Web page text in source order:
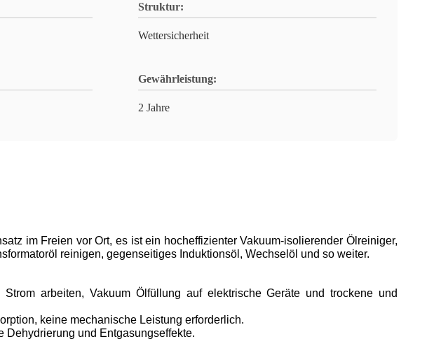
Struktur:
Wettersicherheit
Gewährleistung:
2 Jahre
im Freien vor Ort, es ist ein hocheffizienter Vakuum-isolierender Ölreiniger,
reinigen, gegenseitiges Induktionsöl, Wechselöl und so weiter.
arbeiten, Vakuum Ölfüllung auf elektrische Geräte und trockene und
keine mechanische Leistung erforderlich.
und Entgasungseffekte.